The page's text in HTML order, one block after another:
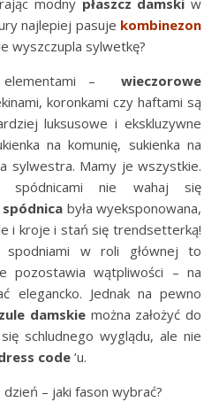
najlepiej pasuje kombinezon
wyszczupla sylwetkę?
elementami – wieczorowe
koronkami czy haftami są
luksusowe i ekskluzywne
na komunię, sukienka na
sylwestra. Mamy je wszystkie.
spódnicami nie wahaj się
spódnica była wyeksponowana,
i kroje i stań się trendsetterką!
spodniami w roli głównej to
pozostawia wątpliwości – na
elegancko. Jednak na pewno
damskie można założyć do
schludnego wyglądu, ale nie
code’u.
dzień – jaki fason wybrać?